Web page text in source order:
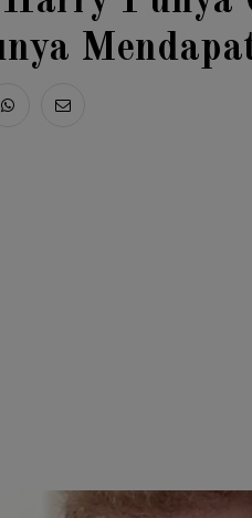
on tumblr
Share via whatsapp
Share via email